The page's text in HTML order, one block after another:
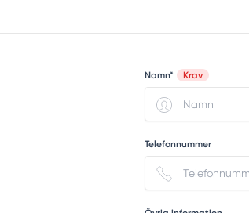
Namn* Krav
Telefonnummer